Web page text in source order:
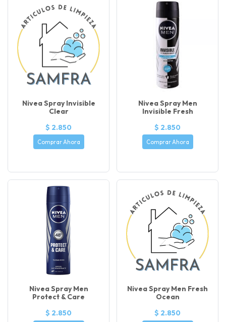
Nivea Spray Invisible
Clear
$ 2.850
Comprar Ahora
Nivea Spray Men
Invisible Fresh
$ 2.850
Comprar Ahora
Nivea Spray Men
Protect & Care
$ 2.850
Nivea Spray Men Fresh
Ocean
$ 2.850